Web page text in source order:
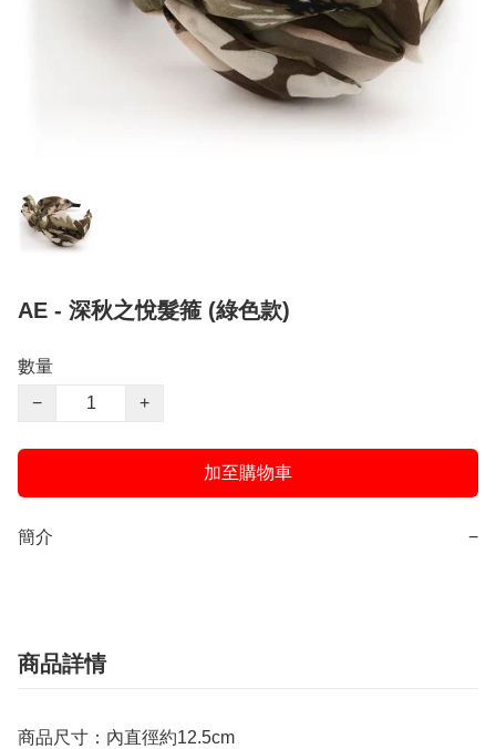
AE - 深秋之悅髮箍 (綠色款)
數量
−
+
加至購物車
簡介 −
商品詳情
商品尺寸：內直徑約12.5cm